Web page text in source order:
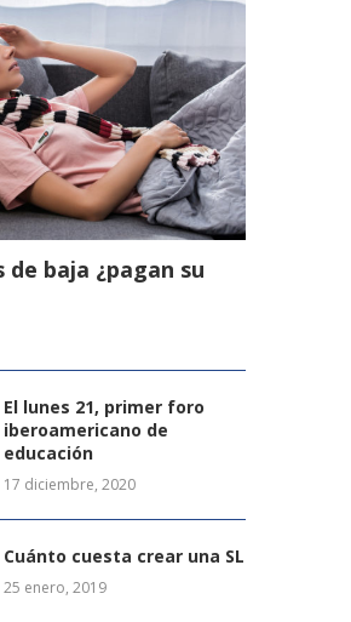
baja ¿pagan su
El lunes 21, primer foro
iberoamericano de
educación
17 diciembre, 2020
Cuánto cuesta crear una SL
25 enero, 2019